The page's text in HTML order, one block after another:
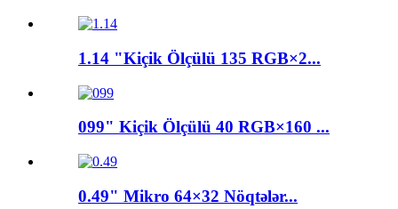
1.14 "Kiçik Ölçülü 135 RGB×2...
099" Kiçik Ölçülü 40 RGB×160 ...
0.49" Mikro 64×32 Nöqtələr...